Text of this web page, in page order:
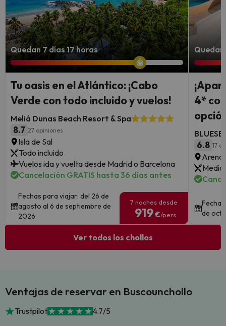
Quedan 7 días 17 horas
Tu oasis en el Atlántico: ¡Cabo
Verde con todo incluido y vuelos!
Meliá Dunas Beach Resort & Spa
8.7 27 opiniones
Isla de Sal
Todo incluido
Vuelos ida y vuelta desde Madrid o Barcelona
Cancelación GRATIS hasta 36 días antes
Fechas para viajar: del 26 de
agosto al 6 de septiembre de
2026
7 noches desde
919€/pers.
Quedan
4*
6.8 17
Media
de
Ver todos los chollos
Ventajas de reservar en Buscounchollo
Trustpilot 4.7/5